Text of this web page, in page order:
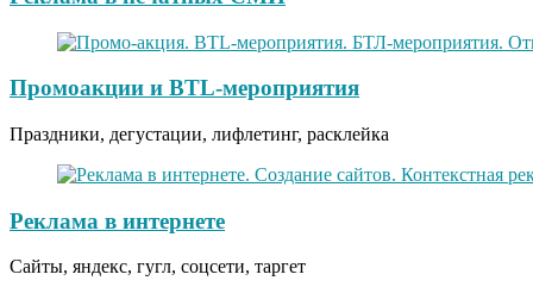
Промоакции и BTL-мероприятия
Праздники, дегустации, лифлетинг, расклейка
Реклама в интернете
Сайты, яндекс, гугл, соцсети, таргет